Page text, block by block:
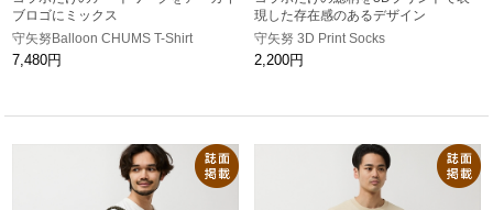
ブロゴにミックス
守矢努Balloon CHUMS T-Shirt
7,480円
現した存在感のあるデザイン
守矢努 3D Print Socks
2,200円